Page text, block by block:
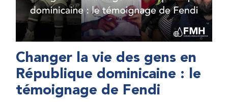
Changer la vie des gens en
République dominicaine : le
témoignage de Fendi